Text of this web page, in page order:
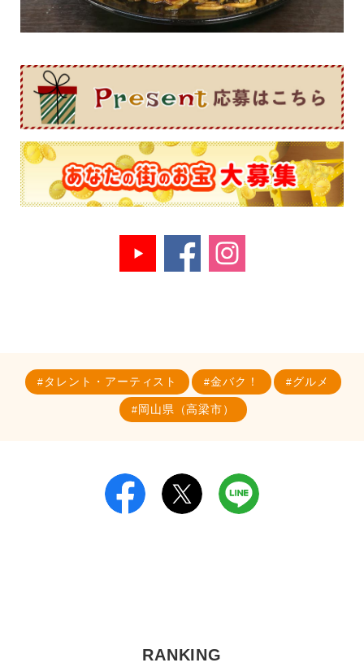
タレント・アーティスト 金バク！ グルメ
岡山県（高梁市）
RANKING